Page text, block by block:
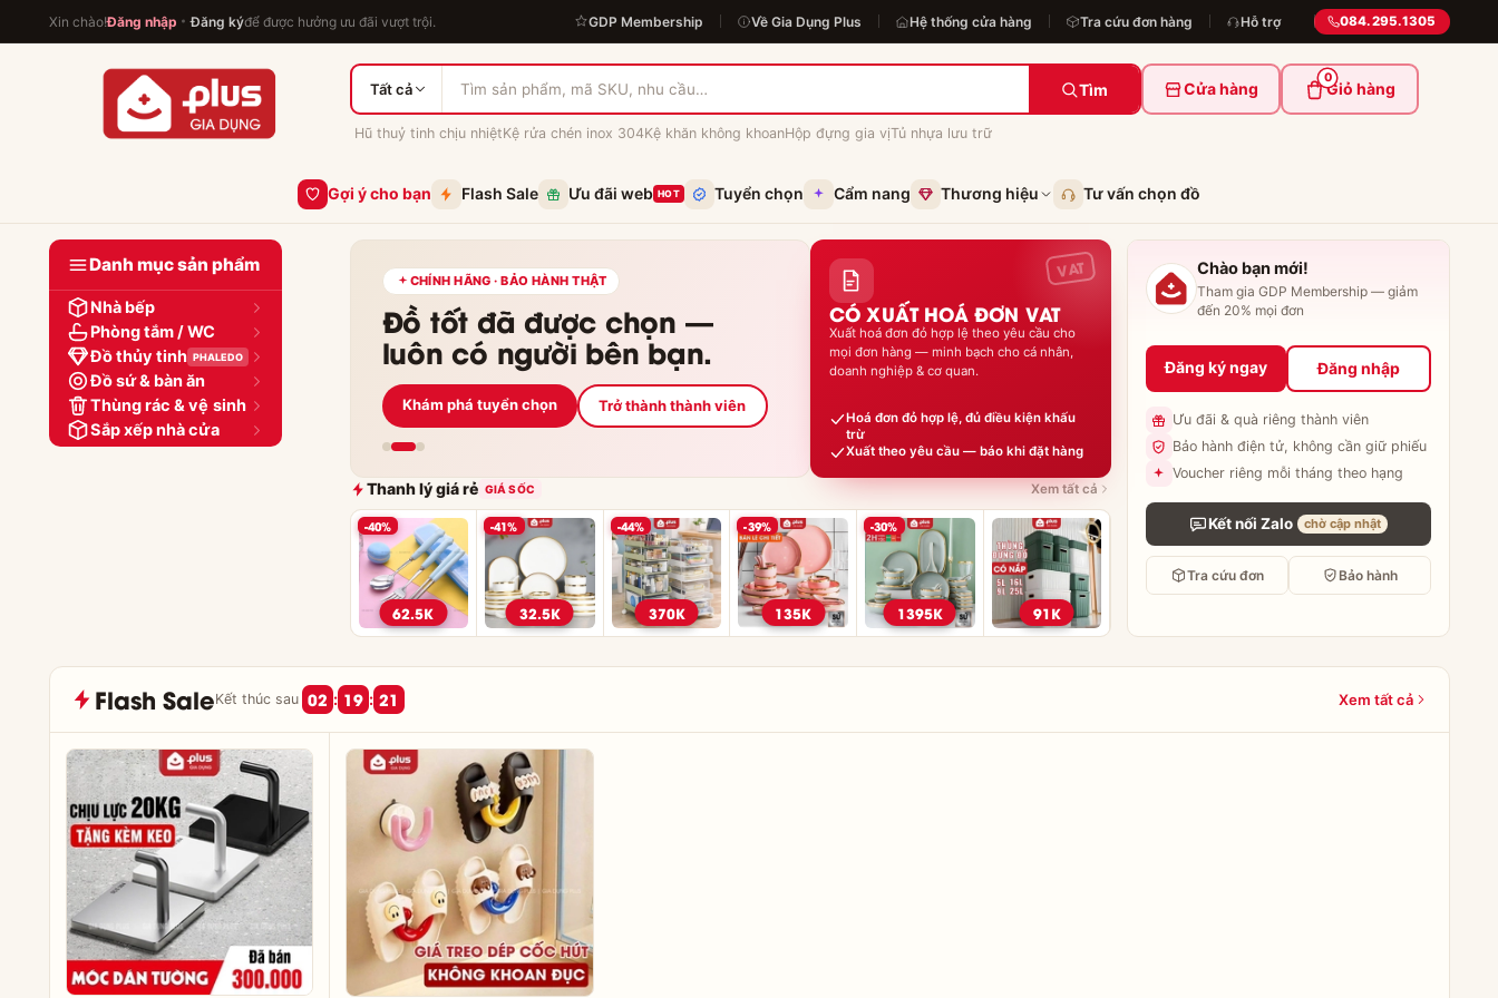
Xin chào!Đăng nhập Đăng kýđể được hưởng ưu đãi vượt trội. GDP Membership Về Gia Dụng Plus Hệ thống cửa hàng Tra cứu đơn hàng Hỗ trợ 084.295.1305
Tất cả Tìm Cửa hàng
0
Giỏ hàng
Hũ thuỷ tinh chịu nhiệtKệ rửa chén inox 304Kệ khăn không khoanHộp đựng gia vịTủ nhựa lưu trữ
Gợi ý cho bạn Flash Sale Ưu đãi web HOT Tuyển chọn Cẩm nang Thương hiệu Tư vấn chọn đồ
Danh mục sản phẩm
Nhà bếp
Phòng tắm / WC
Đồ thủy tinh PHALEDO
Đồ sứ & bàn ăn
Thùng rác & vệ sinh
Sắp xếp nhà cửa
Khám phá tuyển chọn Trở thành thành viên
VAT
CÓ XUẤT HOÁ ĐƠN VAT
Xuất hoá đơn đỏ hợp lệ theo yêu cầu cho
mọi đơn hàng — minh bạch cho cá nhân,
doanh nghiệp & cơ quan.
Hoá đơn đỏ hợp lệ, đủ điều kiện khấu
trừ
Xuất theo yêu cầu — báo khi đặt hàng
Thanh lý giá rẻ GIÁ SỐC Xem tất cả
-40%
62.5K
-41%
32.5K
-44%
370K
-39%
135K
-30%
1395K 91K
Chào bạn mới!
Tham gia GDP Membership — giảm
đến 20% mọi đơn
Đăng ký ngay Đăng nhập
Ưu đãi & quà riêng thành viên
Bảo hành điện tử, không cần giữ phiếu
Voucher riêng mỗi tháng theo hạng
Kết nối Zalo chờ cập nhật
Tra cứu đơn Bảo hành
Flash SaleKết thúc sau 02 : 19 : 20 Xem tất cả